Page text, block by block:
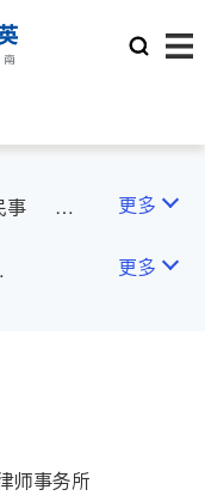
事
更多
更多
师事务所